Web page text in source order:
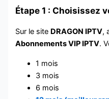
Étape 1 : Choisissez
Sur le site DRAGON IPTV,
Abonnements VIP IPTV.
1 mois
3 mois
6 mois